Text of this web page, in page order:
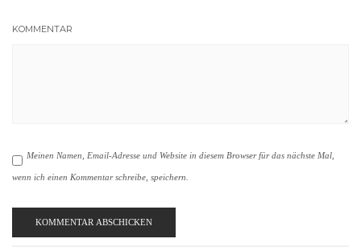
KOMMENTAR
Meinen Namen, Email-Adresse und Website in diesem Browser für das nächste Mal,
wenn ich einen Kommentar schreibe, speichern.